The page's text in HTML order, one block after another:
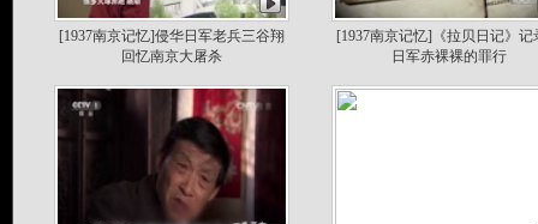
[1937南京记忆]侵华日军老兵三谷翔
回忆南京大屠杀
[1937南京记忆]《拉贝日记》记
日军赤裸裸的罪行